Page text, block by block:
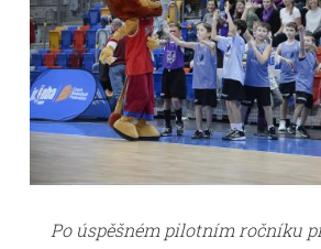
Po úspěšném pilotním ročníku